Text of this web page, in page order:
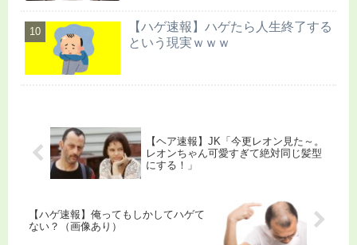
【ハゲ速報】ハゲたら人生終了する
という現実ｗｗｗ
【ヘア速報】JK「今更レオン見た～。
レオンちゃん可愛すぎて絶対同じ髪型
にする！」
【ハゲ速報】俺ってもしかしてハゲて
ない？（画像あり）